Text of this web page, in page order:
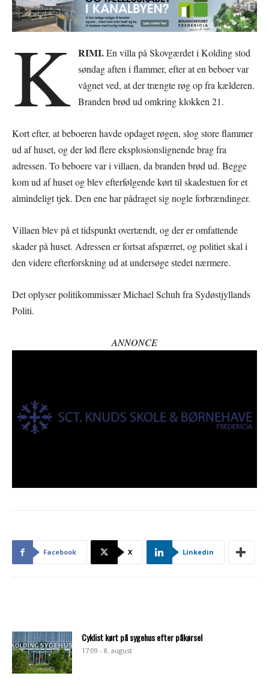
K RIMI.En villa på Skovgærdet i Kolding stod
søndag aften i flammer, efter at en beboer var
vågnet ved, at der trængte røg op fra kælderen.
Branden brød ud omkring klokken 21.
Kort efter, at beboeren havde opdaget røgen, slog store flammer
ud af huset, og der lød flere eksplosionslignende brag fra
adressen. To beboere var i villaen, da branden brød ud. Begge
kom ud af huset og blev efterfølgende kørt til skadestuen for et
almindeligt tjek. Den ene har pådraget sig nogle forbrændinger.
Villaen blev på et tidspunkt overtændt, og der er omfattende
skader på huset. Adressen er fortsat afspærret, og politiet skal i
den videre efterforskning ud at undersøge stedet nærmere.
Det oplyser politikommissær Michael Schuh fra Sydøstjyllands
Politi.
ANNONCE
Facebook X Linkedin
Cyklist kørt på sygehus efter påkørsel
17:09 - 8. august